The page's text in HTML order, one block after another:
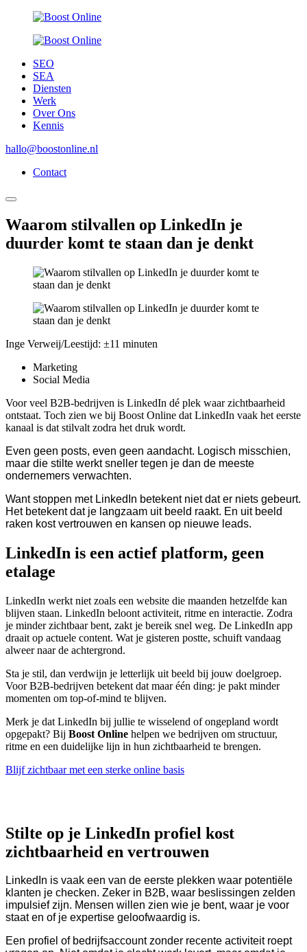
SEO
SEA
Diensten
Werk
Over Ons
Kennis
hallo@boostonline.nl
Contact
Waarom stilvallen op LinkedIn je
duurder komt te staan dan je denkt
Inge Verweij/Leestijd: ±11 minuten
Marketing
Social Media
Voor veel B2B-bedrijven is LinkedIn dé plek waar zichtbaarheid
ontstaat. Toch zien we bij Boost Online dat LinkedIn vaak het eerste
kanaal is dat stilvalt zodra het druk wordt.
Even geen posts, even geen aandacht. Logisch misschien,
maar die stilte werkt sneller tegen je dan de meeste
ondernemers verwachten.
Want stoppen met LinkedIn betekent niet dat er niets gebeurt.
Het betekent dat je langzaam uit beeld raakt. En uit beeld
raken kost vertrouwen en kansen op nieuwe leads.
LinkedIn is een actief platform, geen
etalage
LinkedIn werkt niet zoals een website die maanden hetzelfde kan
blijven staan. LinkedIn beloont activiteit, ritme en interactie. Zodra
je minder zichtbaar bent, zakt je bereik snel weg. De LinkedIn app
draait op actuele content. Wat je gisteren postte, schuift vandaag
alweer naar de achtergrond.
Sta je stil, dan verdwijn je letterlijk uit beeld bij jouw doelgroep.
Voor B2B-bedrijven betekent dat maar één ding: je pakt minder
momenten om top-of-mind te blijven.
Merk je dat LinkedIn bij jullie te wisselend of ongepland wordt
opgepakt? Bij Boost Online helpen we bedrijven om structuur,
ritme en een duidelijke lijn in hun zichtbaarheid te brengen.
Blijf zichtbaar met een sterke online basis
Stilte op je LinkedIn profiel kost
zichtbaarheid en vertrouwen
LinkedIn is vaak een van de eerste plekken waar potentiële
klanten je checken. Zeker in B2B, waar beslissingen zelden
impulsief zijn. Mensen willen zien wie je bent, waar je voor
staat en of je expertise geloofwaardig is.
Een profiel of bedrijfsaccount zonder recente activiteit roept